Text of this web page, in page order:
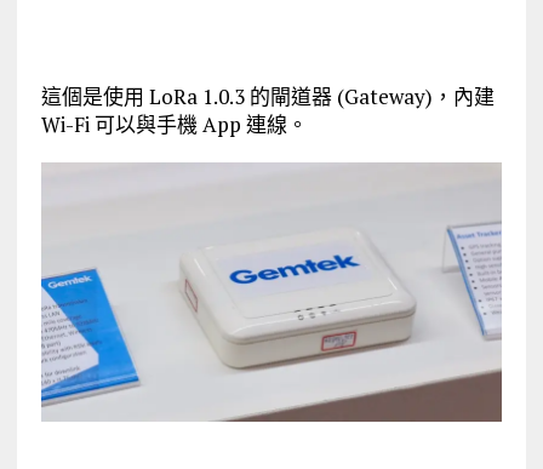
這個是使用 LoRa 1.0.3 的閘道器 (Gateway)，內建
Wi-Fi 可以與手機 App 連線。